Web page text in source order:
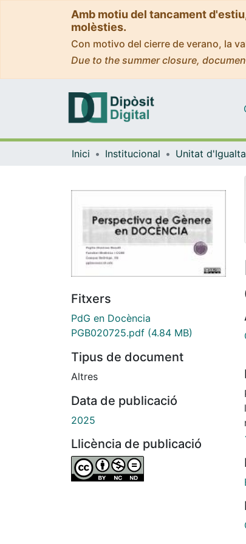
Amb motiu del tancament
molèsties.
Con motivo del cierre de verano, la
Due to the summer closure,
Inici Institucional Unitat
Fitxers
PdG en Docència
PGB020725.pdf (4.84 MB)
Tipus de document
Altres
Data de publicació
2025
Llicència de publicació